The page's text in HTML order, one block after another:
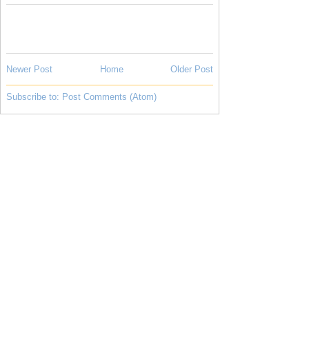
Newer Post Older Post
Home
Subscribe to: Post Comments (Atom)